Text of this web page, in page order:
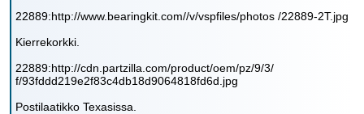
22889:http://www.bearingkit.com//v/vspfiles/photos /22889-2T.jpg
Kierrekorkki.
22889:http://cdn.partzilla.com/product/oem/pz/9/3/
f/93fddd219e2f83c4db18d9064818fd6d.jpg
Postilaatikko Texasissa.